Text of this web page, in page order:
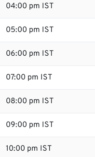
04:00 pm IST
05:00 pm IST
06:00 pm IST
07:00 pm IST
08:00 pm IST
09:00 pm IST
10:00 pm IST